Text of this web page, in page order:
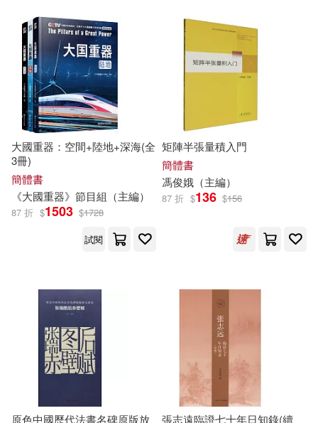
ホットエンターテイメント(21)
出品人：騷耳(21) 張道真(21)
格林兄弟(21)
賈德江（主編）(21)
張其成(20) まみたろう(19)
張清淵(19)
崔鍾雷（主編）(18)
張天翼(18)
何恭上(17) 張廣德(17)
時報出版(156)
上海辭書出版社(151)
SONY MUSIC(144)
中國社會科學出版社(142)
中國醫藥科技出版社(137)
外語教學與研究出版社(130)
中國人民大學出版社(125)
其他 (可複選)
現在可購買商品(8180)
作者/演唱/譯/編/繪(1)
價格
範圍
-
大國重器：空間+陸地+深海(全
3冊)
簡體書
《大國重器》節目組（主編）
87 折 $1503 $1728
試閱
矩陣半張量積入門
簡體書
馮俊娥（主編）
87 折 $136 $156
原色中國歷代法書名碑原版放
張志遠臨證七十年日知錄(續